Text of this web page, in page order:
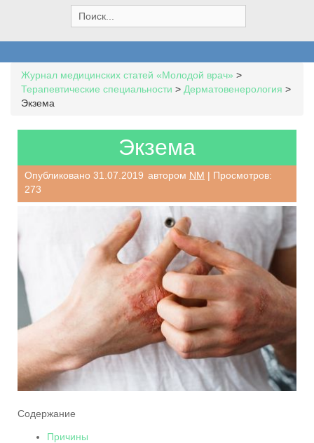
e
a
h
f
Журнал медицинских статей «Молодой врач» >
Терапевтические специальности > Дерматовенерология >
Экзема
Экзема
Опубликовано 31.07.2019 автором NM | Просмотров:
273
Содержание
Причины